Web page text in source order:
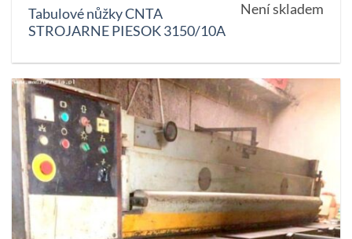
Tabulové nůžky CNTA
STROJARNE PIESOK 3150/10A
Není skladem